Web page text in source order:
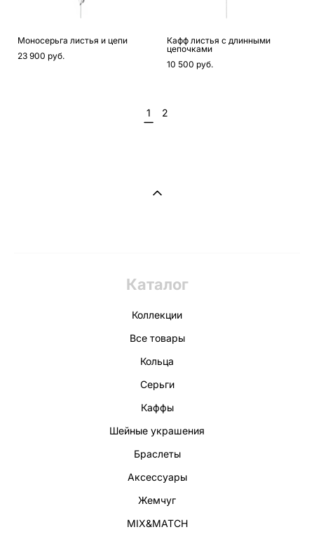
Моносерьга листья и цепи
23 900 pуб.
Кафф листья с длинными
цепочками
10 500 pуб.
1 2
Каталог
Коллекции
Все товары
Кольца
Серьги
Каффы
Шейные украшения
Браслеты
Аксессуары
Жемчуг
MIX&MATCH